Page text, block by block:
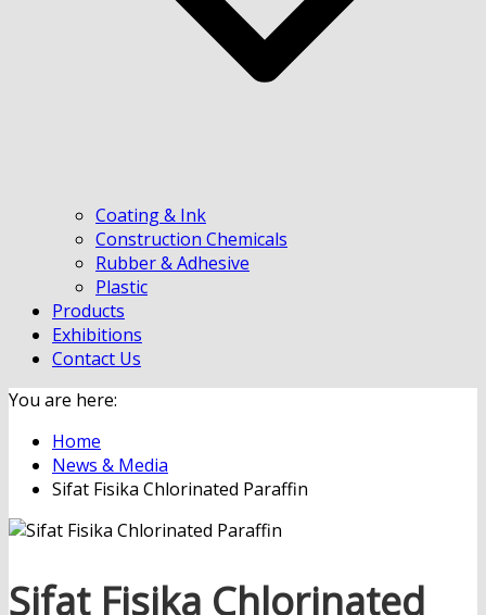
Coating & Ink
Construction Chemicals
Rubber & Adhesive
Plastic
Products
Exhibitions
Contact Us
You are here:
Home
News & Media
Sifat Fisika Chlorinated Paraffin
Sifat Fisika Chlorinated